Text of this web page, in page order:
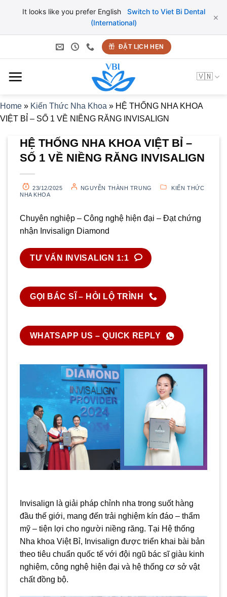
It looks like you prefer English
Switch to Viet Bi Dental
(International)
×
dung
ĐẶT LỊCH HẸN
🇻🇳
Home » Kiến Thức Nha Khoa » HỆ THỐNG NHA KHOA
VIỆT BỈ – SỐ 1 VỀ NIỀNG RĂNG INVISALIGN
HỆ THỐNG NHA KHOA VIỆT BỈ –
SỐ 1 VỀ NIỀNG RĂNG INVISALIGN
23/12/2025 NGUYỄN THÀNH TRUNG
KIẾN THỨC
NHA KHOA
Chuyên nghiệp – Công nghệ hiện đại – Đạt chứng
nhận Invisalign Diamond
TƯ VẤN INVISALIGN 1:1
GỌI BÁC SĨ – HỎI LỘ TRÌNH
WHATSAPP US – QUICK REPLY
Invisalign là giải pháp chỉnh nha trong suốt hàng
đầu thế giới, mang đến trải nghiệm kín đáo – thẩm
mỹ – tiện lợi cho người niềng răng. Tại Hệ thống
Nha khoa Việt Bỉ, Invisalign được triển khai bài bản
theo tiêu chuẩn quốc tế với đội ngũ bác sĩ giàu kinh
nghiệm, công nghệ hiện đại và hệ thống cơ sở vật
chất đồng bộ.